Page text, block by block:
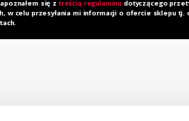
się z treścią regulaminu dotyczącego
w celu przesyłania mi informacji o ofercie sklepu tj.